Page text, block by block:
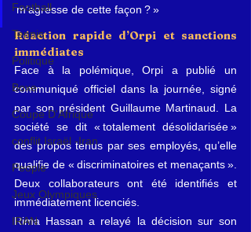
Football
Tennis
Politique
Boxe
Coupe D'Afrique
conflit Israël -Iran
People
Jeux Olympiques
IRAN
m’agresse de cette façon ? »
Réaction rapide d’Orpi et sanctions
immédiates
Face à la polémique, Orpi a publié un
communiqué officiel dans la journée, signé
par son président Guillaume Martinaud. La
société se dit « totalement désolidarisée »
des propos tenus par ses employés, qu’elle
qualifie de « discriminatoires et menaçants ».
Deux collaborateurs ont été identifiés et
immédiatement licenciés.
Rima Hassan a relayé la décision sur son